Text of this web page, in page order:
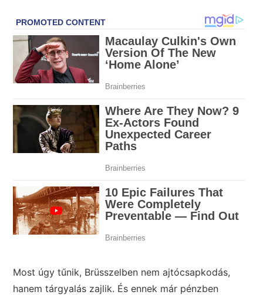
Most úgy tűnik, Brüsszelben nem ajtócsapkodás,
hanem tárgyalás zajlik. És ennek már pénzben